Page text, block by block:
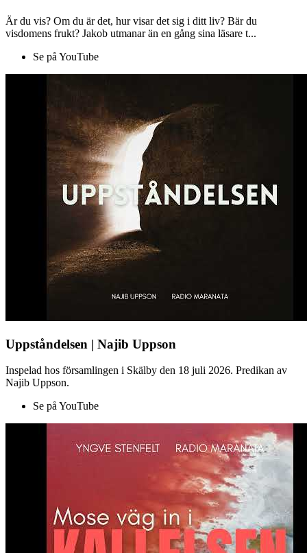
Är du vis? Om du är det, hur visar det sig i ditt liv? Bär du
visdomens frukt? Jakob utmanar än en gång sina läsare t...
Se på YouTube
Uppståndelsen | Najib Uppson
Inspelad hos församlingen i Skälby den 18 juli 2026. Predikan av
Najib Uppson.
Se på YouTube